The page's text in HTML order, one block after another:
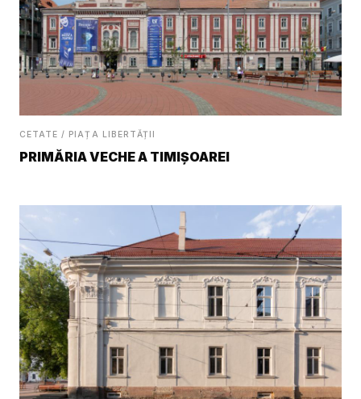
CETATE / PIAȚA LIBERTĂȚII
PRIMĂRIA VECHE A TIMIȘOAREI